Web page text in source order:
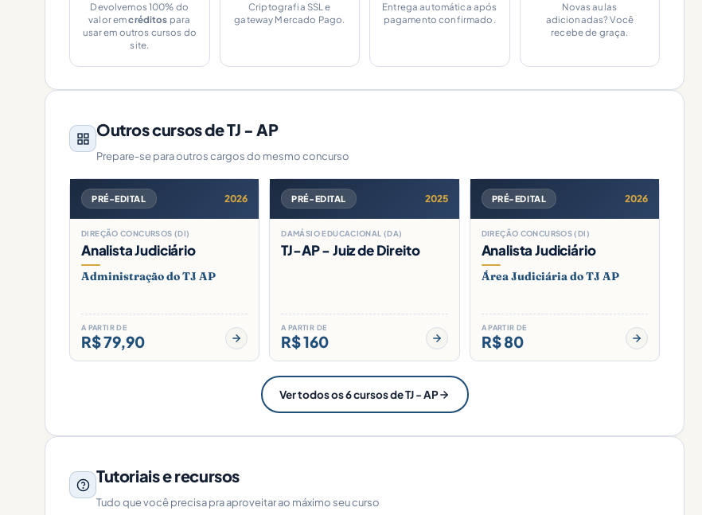
Devolvemos 100% do
valor emcréditos para
usar em outros cursos do
site.
Criptografia SSL e
gateway Mercado Pago.
Entrega automática após
pagamento confirmado.
Novas aulas
adicionadas? Você
recebe de graça.
Outros cursos de TJ - AP
Prepare-se para outros cargos do mesmo concurso
PRÉ-EDITAL 2026
DIREÇÃO CONCURSOS (DI)
Analista Judiciário
Administração do TJ AP
A PARTIR DE
R$ 79,90
PRÉ-EDITAL 2025
DAMÁSIO EDUCACIONAL (DA)
TJ-AP - Juiz de Direito
A PARTIR DE
R$ 160
PRÉ-EDITAL 2026
DIREÇÃO CONCURSOS (DI)
Analista Judiciário
Área Judiciária do TJ AP
A PARTIR DE
R$ 80
Ver todos os 6 cursos de TJ - AP
Tutoriais e recursos
Tudo que você precisa pra aproveitar ao máximo seu curso